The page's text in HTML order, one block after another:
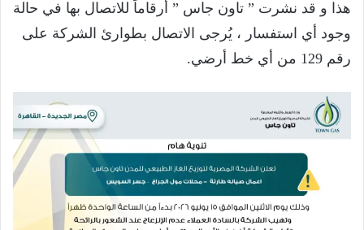
هذا و قد نشرت ” تاون جاس ” أرقاماً للاتصال بها في حالة
وجود أي استفسار ، يُرجى الاتصال بطوارئ الشركة على
رقم 129 من أي خط أرضي.